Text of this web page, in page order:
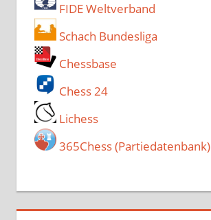
FIDE Weltverband
Schach Bundesliga
Chessbase
Chess 24
Lichess
365Chess (Partiedatenbank)